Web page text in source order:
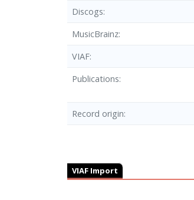
Discogs
MusicBrainz
VIAF
Publications
Record origin
VIAF Import